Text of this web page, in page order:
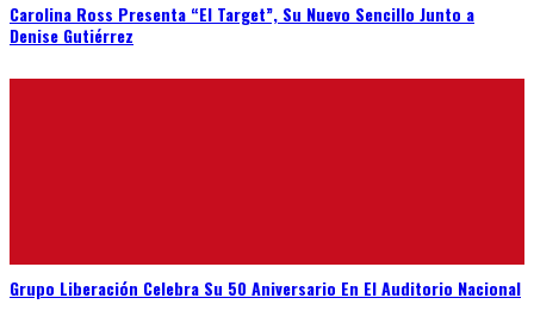
Carolina Ross Presenta “El Target”, Su Nuevo Sencillo Junto a
Denise Gutiérrez
Grupo Liberación Celebra Su 50 Aniversario En El Auditorio Nacional